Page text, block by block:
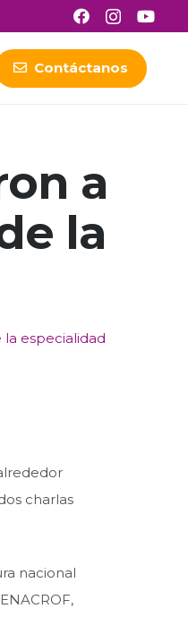
Contáctanos
a
la
la especialidad
charlas
nacional